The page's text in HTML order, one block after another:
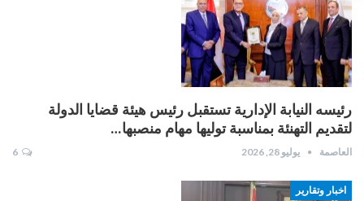
رئيسه النيابة الإدارية تستقبل رئيس هيئة قضايا الدولة
لتقديم التهنئة بمناسبة توليها مهام منصبها…
العاصمة يوليو 28, 2026
اخبار وتقارير